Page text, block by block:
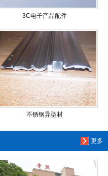
3C电子产品配件
不锈钢异型材
更多